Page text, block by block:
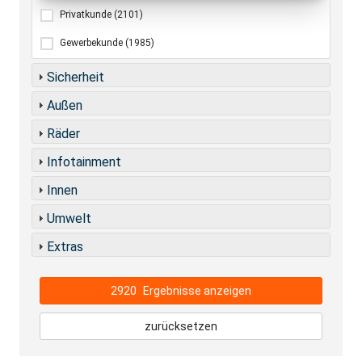
Privatkunde (2101)
Gewerbekunde (1985)
Sicherheit
Außen
Räder
Infotainment
Innen
Umwelt
Extras
2920 Ergebnisse anzeigen
zurücksetzen